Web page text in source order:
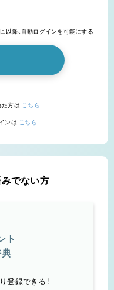
以降、自動ログインを可能にする
た方は こちら
ンは こちら
でない方
ト
登録できる！